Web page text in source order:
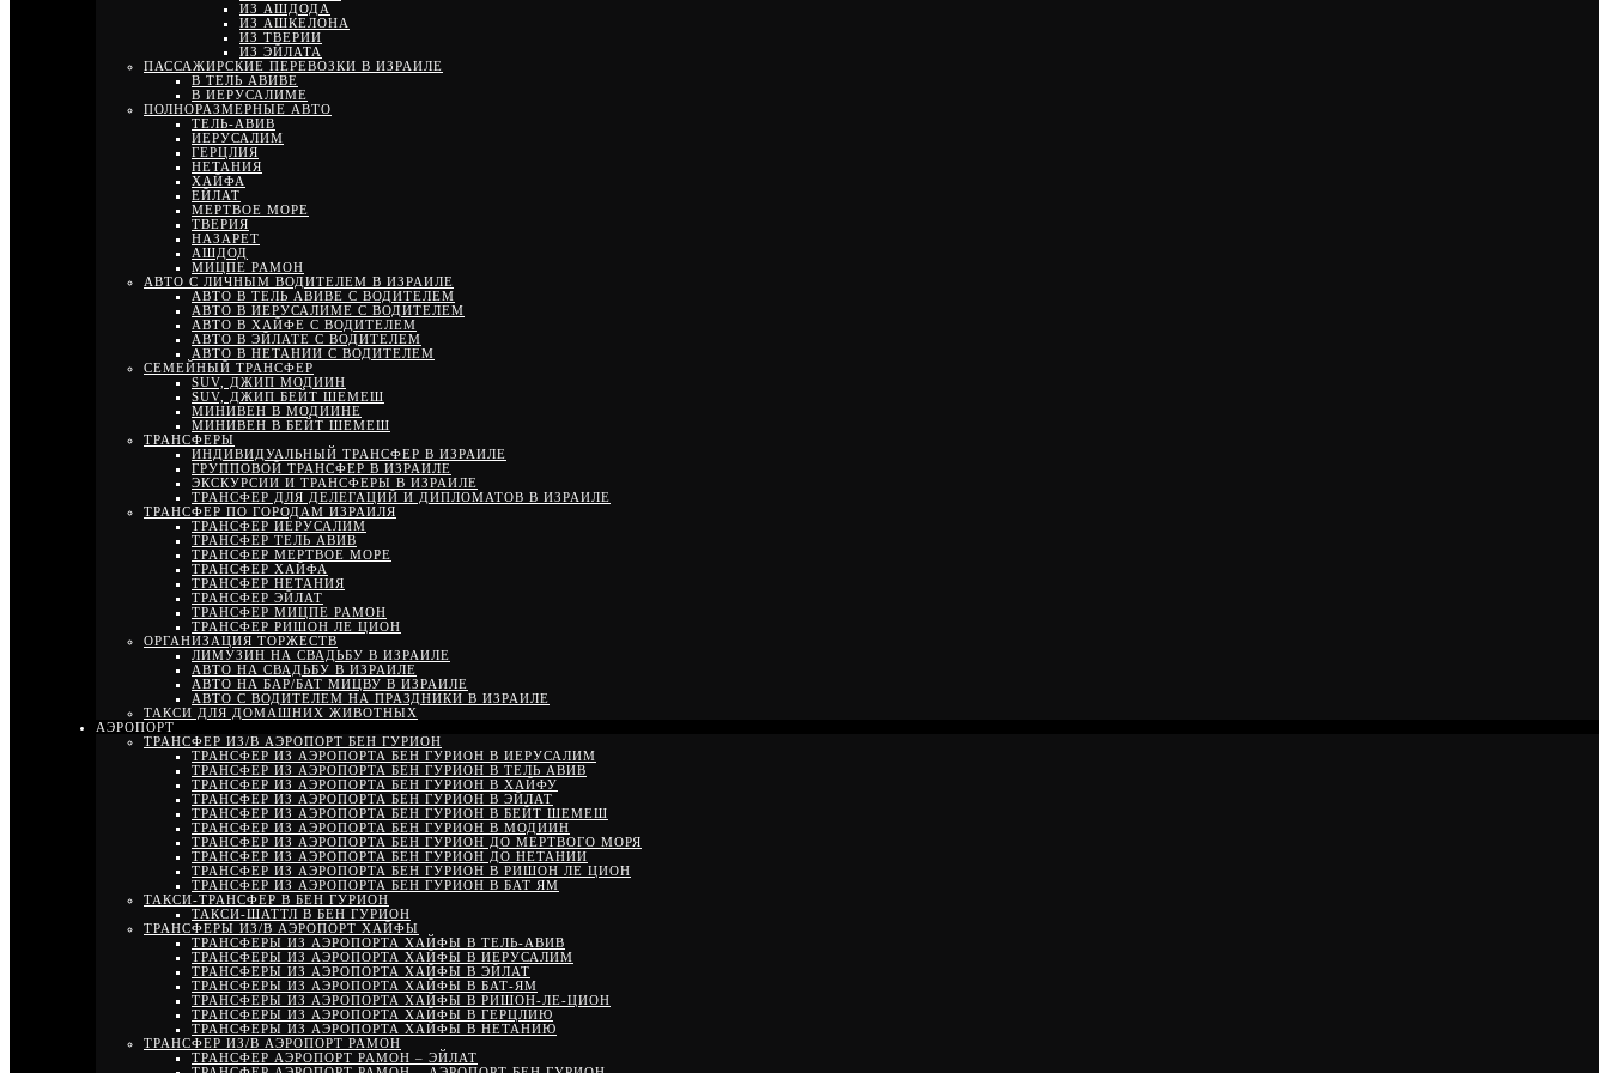
ИЗ АШДОДА
ИЗ АШКЕЛОНА
ИЗ ТВЕРИИ
ИЗ ЭЙЛАТА
ПАССАЖИРСКИЕ ПЕРЕВОЗКИ В ИЗРАИЛЕ
В ТЕЛЬ АВИВЕ
В ИЕРУСАЛИМЕ
ПОЛНОРАЗМЕРНЫЕ АВТО
ТЕЛЬ-АВИВ
ИЕРУСАЛИМ
ГЕРЦЛИЯ
НЕТАНИЯ
ХАЙФА
ЕЙЛАТ
МЕРТВОЕ МОРЕ
ТВЕРИЯ
НАЗАРЕТ
АШДОД
МИЦПЕ РАМОН
АВТО С ЛИЧНЫМ ВОДИТЕЛЕМ В ИЗРАИЛЕ
АВТО В ТЕЛЬ АВИВЕ С ВОДИТЕЛЕМ
АВТО В ИЕРУСАЛИМЕ С ВОДИТЕЛЕМ
АВТО В ХАЙФЕ С ВОДИТЕЛЕМ
АВТО В ЭЙЛАТЕ С ВОДИТЕЛЕМ
АВТО В НЕТАНИИ С ВОДИТЕЛЕМ
СЕМЕЙНЫЙ ТРАНСФЕР
SUV, ДЖИП МОДИИН
SUV, ДЖИП БЕЙТ ШЕМЕШ
МИНИВЕН В МОДИИНЕ
МИНИВЕН В БЕЙТ ШЕМЕШ
ТРАНСФЕРЫ
ИНДИВИДУАЛЬНЫЙ ТРАНСФЕР В ИЗРАИЛЕ
ГРУППОВОЙ ТРАНСФЕР В ИЗРАИЛЕ
ЭКСКУРСИИ И ТРАНСФЕРЫ В ИЗРАИЛЕ
ТРАНСФЕР ДЛЯ ДЕЛЕГАЦИЙ И ДИПЛОМАТОВ В ИЗРАИЛЕ
ТРАНСФЕР ПО ГОРОДАМ ИЗРАИЛЯ
ТРАНСФЕР ИЕРУСАЛИМ
ТРАНСФЕР ТЕЛЬ АВИВ
ТРАНСФЕР МЕРТВОЕ МОРЕ
ТРАНСФЕР ХАЙФА
ТРАНСФЕР НЕТАНИЯ
ТРАНСФЕР ЭЙЛАТ
ТРАНСФЕР МИЦПЕ РАМОН
ТРАНСФЕР РИШОН ЛЕ ЦИОН
ОРГАНИЗАЦИЯ ТОРЖЕСТВ
ЛИМУЗИН НА СВАДЬБУ В ИЗРАИЛЕ
АВТО НА СВАДЬБУ В ИЗРАИЛЕ
АВТО НА БАР/БАТ МИЦВУ В ИЗРАИЛЕ
АВТО С ВОДИТЕЛЕМ НА ПРАЗДНИКИ В ИЗРАИЛЕ
ТАКСИ ДЛЯ ДОМАШНИХ ЖИВОТНЫХ
АЭРОПОРТ
ТРАНСФЕР ИЗ/В АЭРОПОРТ БЕН ГУРИОН
ТРАНСФЕР ИЗ АЭРОПОРТА БЕН ГУРИОН В ИЕРУСАЛИМ
ТРАНСФЕР ИЗ АЭРОПОРТА БЕН ГУРИОН В ТЕЛЬ АВИВ
ТРАНСФЕР ИЗ АЭРОПОРТА БЕН ГУРИОН В ХАЙФУ
ТРАНСФЕР ИЗ АЭРОПОРТА БЕН ГУРИОН В ЭЙЛАТ
ТРАНСФЕР ИЗ АЭРОПОРТА БЕН ГУРИОН В БЕЙТ ШЕМЕШ
ТРАНСФЕР ИЗ АЭРОПОРТА БЕН ГУРИОН В МОДИИН
ТРАНСФЕР ИЗ АЭРОПОРТА БЕН ГУРИОН ДО МЕРТВОГО МОРЯ
ТРАНСФЕР ИЗ АЭРОПОРТА БЕН ГУРИОН ДО НЕТАНИИ
ТРАНСФЕР ИЗ АЭРОПОРТА БЕН ГУРИОН В РИШОН ЛЕ ЦИОН
ТРАНСФЕР ИЗ АЭРОПОРТА БЕН ГУРИОН В БАТ ЯМ
ТАКСИ-ТРАНСФЕР В БЕН ГУРИОН
ТАКСИ-ШАТТЛ В БЕН ГУРИОН
ТРАНСФЕРЫ ИЗ/В АЭРОПОРТ ХАЙФЫ
ТРАНСФЕРЫ ИЗ АЭРОПОРТА ХАЙФЫ В ТЕЛЬ-АВИВ
ТРАНСФЕРЫ ИЗ АЭРОПОРТА ХАЙФЫ В ИЕРУСАЛИМ
ТРАНСФЕРЫ ИЗ АЭРОПОРТА ХАЙФЫ В ЭЙЛАТ
ТРАНСФЕРЫ ИЗ АЭРОПОРТА ХАЙФЫ В БАТ-ЯМ
ТРАНСФЕРЫ ИЗ АЭРОПОРТА ХАЙФЫ В РИШОН-ЛЕ-ЦИОН
ТРАНСФЕРЫ ИЗ АЭРОПОРТА ХАЙФЫ В ГЕРЦЛИЮ
ТРАНСФЕРЫ ИЗ АЭРОПОРТА ХАЙФЫ В НЕТАНИЮ
ТРАНСФЕР ИЗ/В АЭРОПОРТ РАМОН
ТРАНСФЕР АЭРОПОРТ РАМОН – ЭЙЛАТ